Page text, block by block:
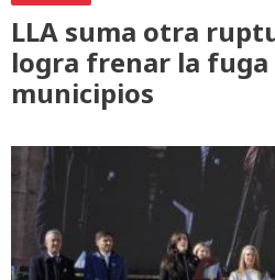
LLA suma otra
logra frenar la fuga
municipios